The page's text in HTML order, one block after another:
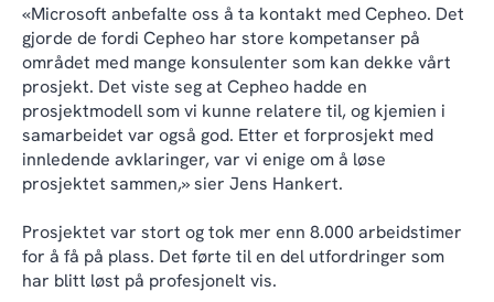
«Microsoft anbefalte oss å ta kontakt med Cepheo. Det
gjorde de fordi Cepheo har store kompetanser på
området med mange konsulenter som kan dekke vårt
prosjekt. Det viste seg at Cepheo hadde en
prosjektmodell som vi kunne relatere til, og kjemien i
samarbeidet var også god. Etter et forprosjekt med
innledende avklaringer, var vi enige om å løse
prosjektet sammen,» sier Jens Hankert.
Prosjektet var stort og tok mer enn 8.000 arbeidstimer
for å få på plass. Det førte til en del utfordringer som
har blitt løst på profesjonelt vis.